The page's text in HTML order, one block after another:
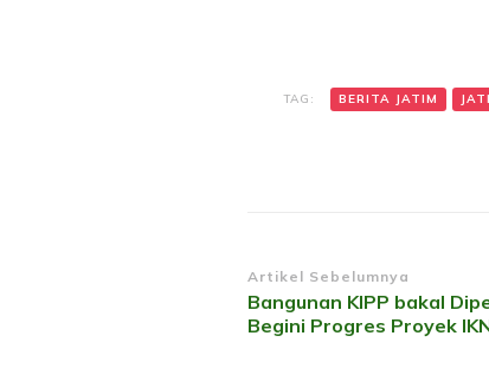
TAG: BERITA JATIM
Navigasi
Artikel
Artikel Sebelumnya
Bangunan KIPP bakal
Begini Progres Proyek